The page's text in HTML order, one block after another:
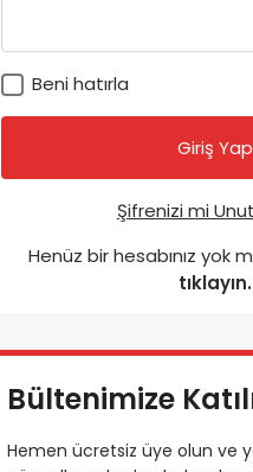
Beni hatırla
Şifrenizi mi
Henüz bir hesabınız yok
tıklayın.
Bültenimize
Hemen ücretsiz üye olun ve